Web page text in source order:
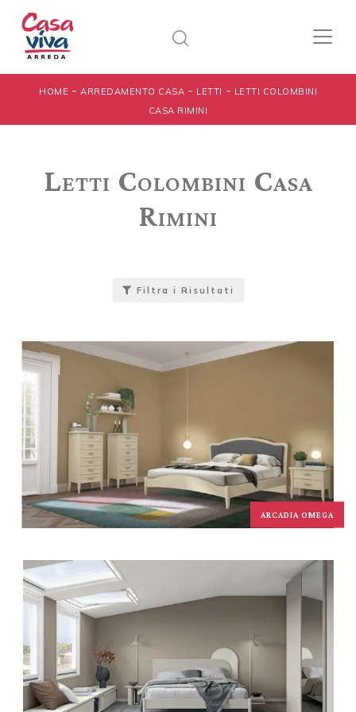
HOME - ARREDAMENTO CASA - LETTI - LETTI COLOMBINI
CASA RIMINI
Letti Colombini Casa
Rimini
Filtra i Risultati
ARCADIA OMEGA